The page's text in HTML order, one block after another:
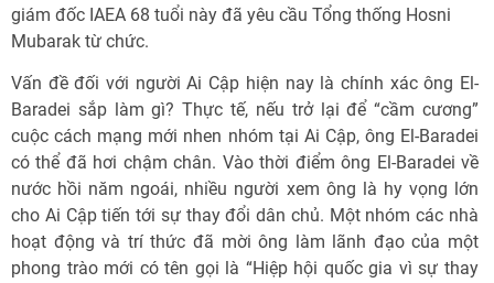
giám đốc IAEA 68 tuổi này đã yêu cầu Tổng thống Hosni
Mubarak từ chức.
Vấn đề đối với người Ai Cập hiện nay là chính xác ông El-
Baradei sắp làm gì? Thực tế, nếu trở lại để “cầm cương”
cuộc cách mạng mới nhen nhóm tại Ai Cập, ông El-Baradei
có thể đã hơi chậm chân. Vào thời điểm ông El-Baradei về
nước hồi năm ngoái, nhiều người xem ông là hy vọng lớn
cho Ai Cập tiến tới sự thay đổi dân chủ. Một nhóm các nhà
hoạt động và trí thức đã mời ông làm lãnh đạo của một
phong trào mới có tên gọi là “Hiệp hội quốc gia vì sự thay